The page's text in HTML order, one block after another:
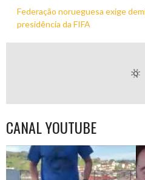
Federação norueguesa exige
presidência da FIFA
CANAL YOUTUBE